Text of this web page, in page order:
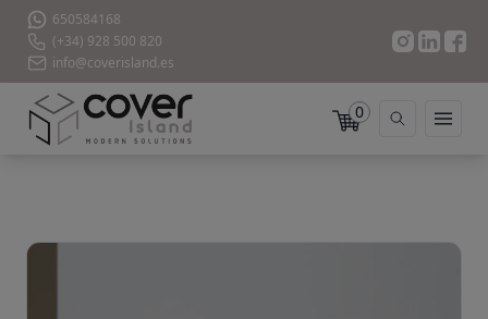
650584168
(+34) 928 500 820
info@coverisland.es
0